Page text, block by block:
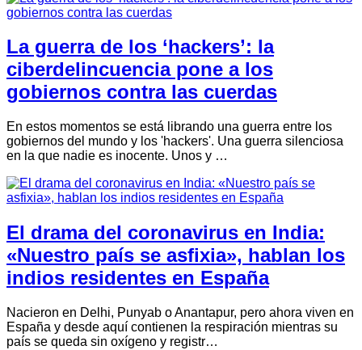
La guerra de los ‘hackers’: la
ciberdelincuencia pone a los
gobiernos contra las cuerdas
En estos momentos se está librando una guerra entre los
gobiernos del mundo y los 'hackers'. Una guerra silenciosa
en la que nadie es inocente. Unos y …
El drama del coronavirus en India:
«Nuestro país se asfixia», hablan los
indios residentes en España
Nacieron en Delhi, Punyab o Anantapur, pero ahora viven en
España y desde aquí contienen la respiración mientras su
país se queda sin oxígeno y registr…